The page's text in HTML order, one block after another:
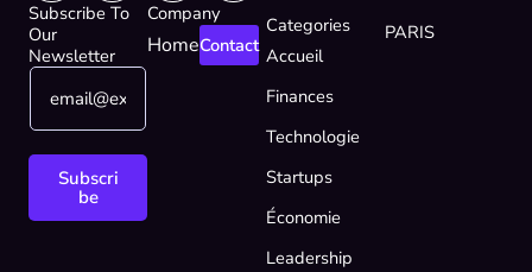
Subscribe To
Our
Newsletter
E
a
i
m
E
a
Subscri
be
Company
HomeContact
Categories
Accueil
Finances
Technologie
Startups
Économie
Leadership
PARIS